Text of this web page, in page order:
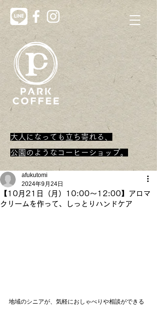
大人になっても立ち寄れる、
​公園のようなコーヒーショップ。
【10月21日（月）10:00～12:00】アロマ
クリームを作って、しっとりハンドケア
afukutomi
2024年9月24日
地域のシニアが、気軽におしゃべりや相談ができる